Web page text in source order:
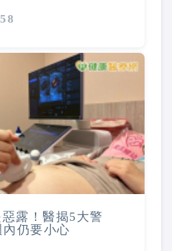
露！醫揭5大警
仍要小心